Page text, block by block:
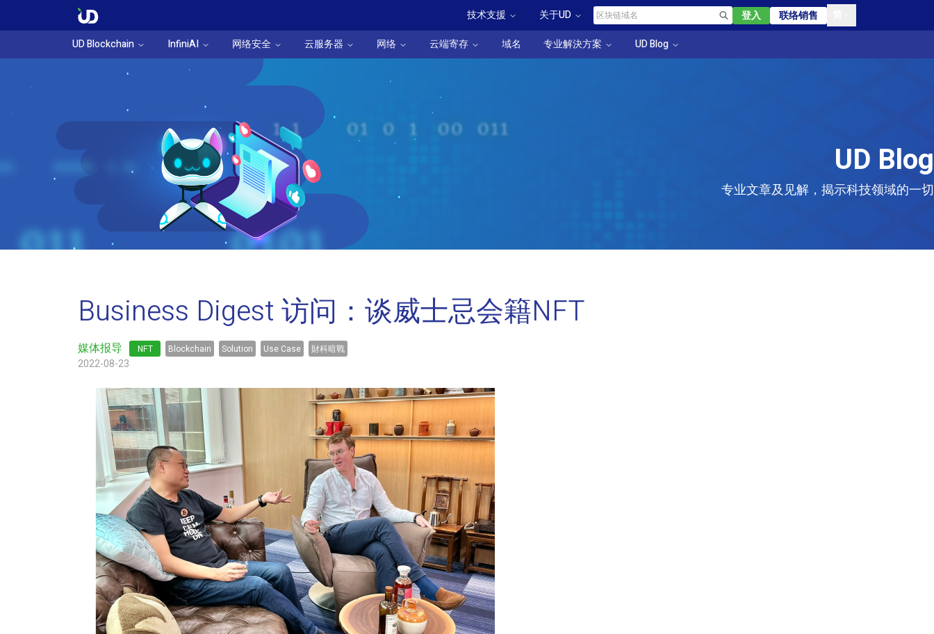
技术支援 关于UD 登入 联络销售
UD Blockchain
InfiniAI 网络安全 云服务器 网络 云端寄存 域名 专业解決方案 UD Blog
UD Blog
专业文章及见解，揭示科技领域的一切
Business Digest 访问：谈威士忌会籍NFT
媒体报导 NFT Blockchain Solution Use Case 財科暗戰
2022-08-23